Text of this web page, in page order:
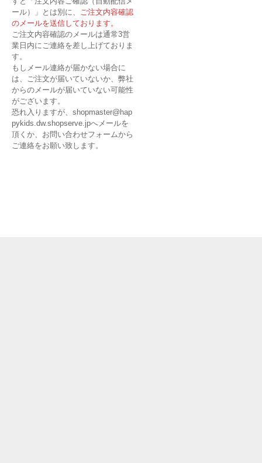
ール）」とは別に、 ご注文内容確認
のメールを送信しております。
ご注文内容確認のメールは通常3営
業日内にご連絡を差し上げておりま
す。
もしメール連絡が届かない場合に
は、ご注文が届いていないか、弊社
からのメールが届いていない可能性
がございます。
恐れ入りますが、shopmaster@hap
pykids.dw.shopserve.jpへメールを
頂くか、 お問い合わせフォームから
ご連絡をお願い致します。